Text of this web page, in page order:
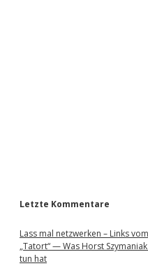
Letzte Kommentare
Lass mal netzwerken – Links
„Tatort“ — Was Horst
tun hat